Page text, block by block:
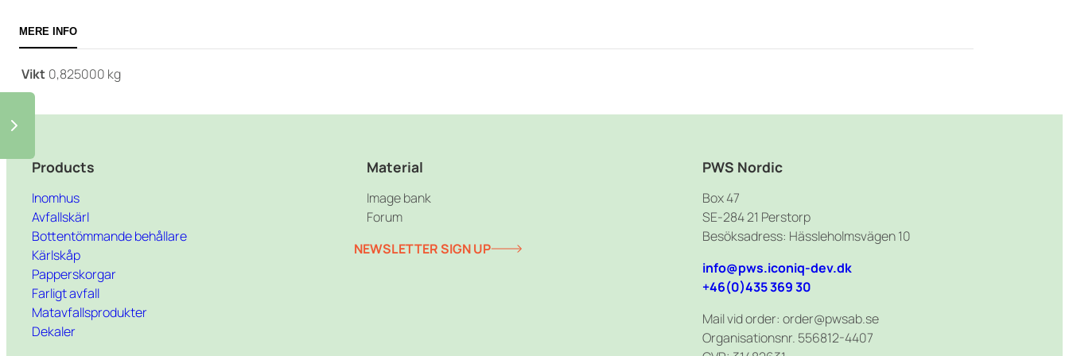
MERE INFO
Vikt 0,825000 kg
Products
Inomhus
Avfallskärl
Bottentömmande behållare
Kärlskåp
Papperskorgar
Farligt avfall
Matavfallsprodukter
Dekaler
Material
Image bank
Forum
NEWSLETTER SIGN UP
PWS Nordic
Box 47
SE-284 21 Perstorp
Besöksadress: Hässleholmsvägen 10
info@pws.iconiq-dev.dk
+46(0)435 369 30
Mail vid order: order@pwsab.se
Organisationsnr. 556812-4407